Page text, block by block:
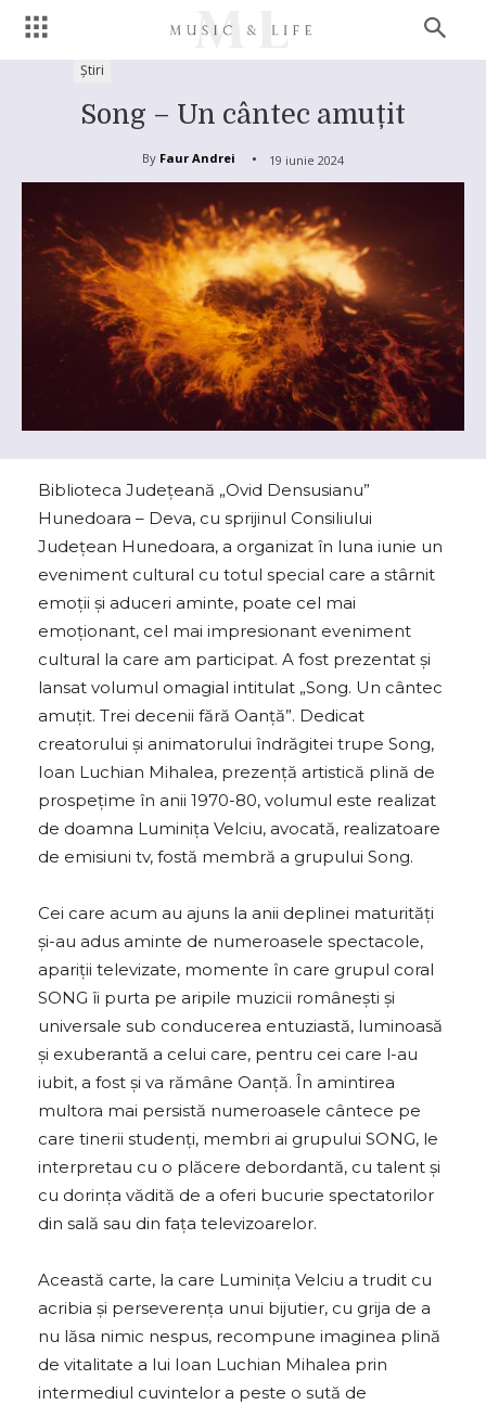
Știri
Song – Un cântec amuțit
By Faur Andrei 19 iunie 2024
Biblioteca Județeană „Ovid Densusianu”
Hunedoara – Deva, cu sprijinul Consiliului
Județean Hunedoara, a organizat în luna iunie un
eveniment cultural cu totul special care a stârnit
emoții și aduceri aminte, poate cel mai
emoționant, cel mai impresionant eveniment
cultural la care am participat. A fost prezentat și
lansat volumul omagial intitulat „Song. Un cântec
amuțit. Trei decenii fără Oanță”. Dedicat
creatorului și animatorului îndrăgitei trupe Song,
Ioan Luchian Mihalea, prezență artistică plină de
prospețime în anii 1970-80, volumul este realizat
de doamna Luminița Velciu, avocată, realizatoare
de emisiuni tv, fostă membră a grupului Song.
Cei care acum au ajuns la anii deplinei maturități
și-au adus aminte de numeroasele spectacole,
apariții televizate, momente în care grupul coral
SONG îi purta pe aripile muzicii românești și
universale sub conducerea entuziastă, luminoasă
și exuberantă a celui care, pentru cei care l-au
iubit, a fost și va rămâne Oanță. În amintirea
multora mai persistă numeroasele cântece pe
care tinerii studenți, membri ai grupului SONG, le
interpretau cu o plăcere debordantă, cu talent și
cu dorința vădită de a oferi bucurie spectatorilor
din sală sau din fața televizoarelor.
Această carte, la care Luminița Velciu a trudit cu
acribia și perseverența unui bijutier, cu grija de a
nu lăsa nimic nespus, recompune imaginea plină
de vitalitate a lui Ioan Luchian Mihalea prin
intermediul cuvintelor a peste o sută de